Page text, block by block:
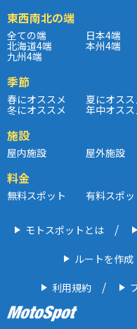
東西南北の端
全ての端 日本4端
北海道4端 本州4端
九州4端
季節
春にオススメ 夏にオスス
冬にオススメ 年中オスス
施設
屋内施設 屋外施設
料金
無料スポット 有料スポッ
モトスポットとは
ルートを作成
利用規約